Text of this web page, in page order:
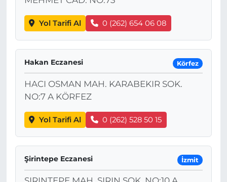
Yol Tarifi Al 0 (262) 654 06 08
Hakan Eczanesi Körfez
HACI OSMAN MAH. KARABEKIR SOK.
NO:7 A KÖRFEZ
Yol Tarifi Al 0 (262) 528 50 15
Şirintepe Eczanesi İzmit